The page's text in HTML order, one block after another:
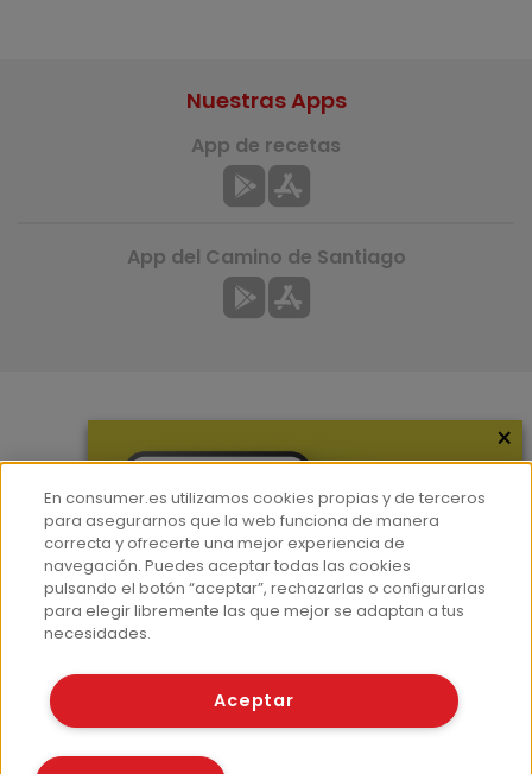
Hemeroteca
Contacto
Prensa
Corpus Lingüístico Consumer
Nuestras Apps
App de recetas
App del Camino de Santiago
© Fundación EROSKI
Políticas de cookies
×
En consumer.es utilizamos cookies propias y de terceros
para asegurarnos que la web funciona de manera
correcta y ofrecerte una mejor experiencia de
navegación. Puedes aceptar todas las cookies
pulsando el botón “aceptar”, rechazarlas o configurarlas
para elegir libremente las que mejor se adaptan a tus
necesidades.
Aceptar